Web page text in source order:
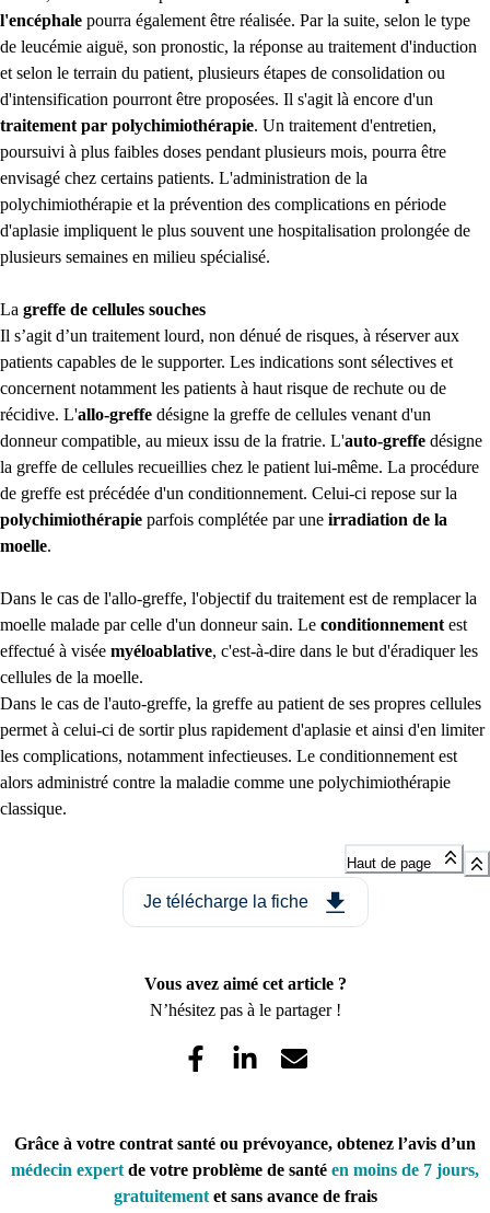
l'encéphale pourra également être réalisée. Par la suite, selon le type
de leucémie aiguë, son pronostic, la réponse au traitement d'induction
et selon le terrain du patient, plusieurs étapes de consolidation ou
d'intensification pourront être proposées. Il s'agit là encore d'un
traitement par polychimiothérapie. Un traitement d'entretien,
poursuivi à plus faibles doses pendant plusieurs mois, pourra être
envisagé chez certains patients. L'administration de la
polychimiothérapie et la prévention des complications en période
d'aplasie impliquent le plus souvent une hospitalisation prolongée de
plusieurs semaines en milieu spécialisé.
La greffe de cellules souches
Il s’agit d’un traitement lourd, non dénué de risques, à réserver aux
patients capables de le supporter. Les indications sont sélectives et
concernent notamment les patients à haut risque de rechute ou de
récidive. L'allo-greffe désigne la greffe de cellules venant d'un
donneur compatible, au mieux issu de la fratrie. L'auto-greffe désigne
la greffe de cellules recueillies chez le patient lui-même. La procédure
de greffe est précédée d'un conditionnement. Celui-ci repose sur la
polychimiothérapie parfois complétée par une irradiation de la
moelle.
Dans le cas de l'allo-greffe, l'objectif du traitement est de remplacer la
moelle malade par celle d'un donneur sain. Le conditionnement est
effectué à visée myéloablative, c'est-à-dire dans le but d'éradiquer les
cellules de la moelle.
Dans le cas de l'auto-greffe, la greffe au patient de ses propres cellules
permet à celui-ci de sortir plus rapidement d'aplasie et ainsi d'en limiter
les complications, notamment infectieuses. Le conditionnement est
alors administré contre la maladie comme une polychimiothérapie
classique.
Haut de page
Je télécharge la fiche
Vous avez aimé cet article ?
N’hésitez pas à le partager !
Grâce à votre contrat santé ou prévoyance, obtenez l’avis d’un
médecin expert de votre problème de santé en moins de 7 jours,
gratuitementet sans avance de frais